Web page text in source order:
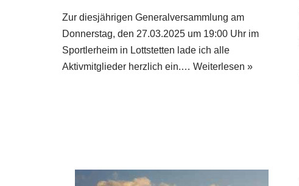
Zur diesjährigen Generalversammlung am
Donnerstag, den 27.03.2025 um 19:00 Uhr im
Sportlerheim in Lottstetten lade ich alle
Aktivmitglieder herzlich ein.… Weiterlesen »